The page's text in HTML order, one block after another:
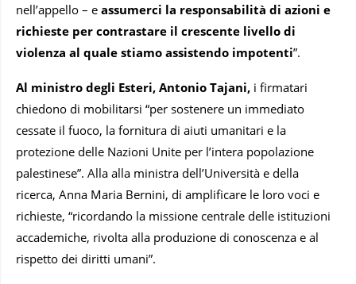
nell’appello – e assumerci la responsabilità di azioni e
richieste per contrastare il crescente livello di
violenza al quale stiamo assistendo impotenti”.
Al ministro degli Esteri, Antonio Tajani, i firmatari
chiedono di mobilitarsi “per sostenere un immediato
cessate il fuoco, la fornitura di aiuti umanitari e la
protezione delle Nazioni Unite per l’intera popolazione
palestinese”. Alla alla ministra dell’Università e della
ricerca, Anna Maria Bernini, di amplificare le loro voci e
richieste, “ricordando la missione centrale delle istituzioni
accademiche, rivolta alla produzione di conoscenza e al
rispetto dei diritti umani”.